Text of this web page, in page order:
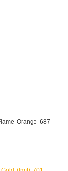
Orange 687